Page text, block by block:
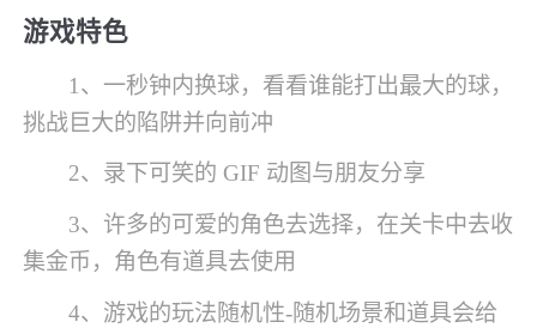
游戏特色
1、一秒钟内换球，看看谁能打出最大的球，
挑战巨大的陷阱并向前冲
2、录下可笑的 GIF 动图与朋友分享
3、许多的可爱的角色去选择，在关卡中去收
集金币，角色有道具去使用
4、游戏的玩法随机性-随机场景和道具会给